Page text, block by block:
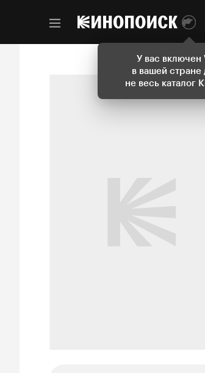
У вас включен
в вашей стране
не весь каталог